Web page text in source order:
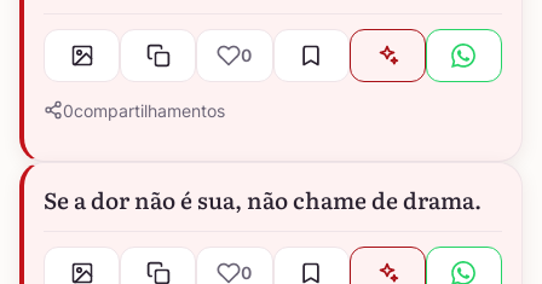
0
0compartilhamentos
Se a dor não é sua, não chame de drama.
0